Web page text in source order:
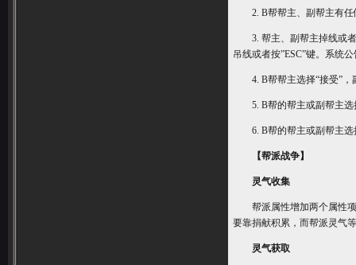
2. B帮帮主、副帮主有任
3. 帮主、副帮主掉线或者
吊线或者按”ESC”键。系统公
4. B帮帮主选择“接受”，
5. B帮的帮主或副帮主选
6. B帮的帮主或副帮主选
【帮派战争】
灵气收集
帮派属性增加两个属性项
要靠捐献积累，而帮派灵气
灵气获取